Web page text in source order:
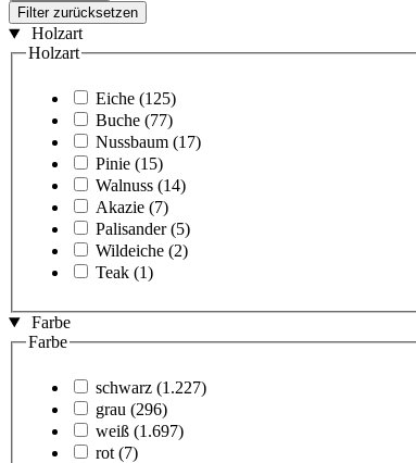
Filter zurücksetzen
Holzart
Holzart
Eiche (125)
Buche (77)
Nussbaum (17)
Pinie (15)
Walnuss (14)
Akazie (7)
Palisander (5)
Wildeiche (2)
Teak (1)
Farbe
Farbe
schwarz (1.227)
grau (296)
weiß (1.697)
rot (7)